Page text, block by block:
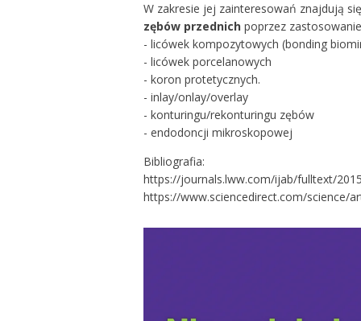
W zakresie jej zainteresowań znajdują
zębów przednich poprzez
- licówek kompozytowych (bonding
- licówek porcelanowych
- koron protetycznych.
- inlay/onlay/overlay
- konturingu/rekonturingu zębów
- endodoncji mikroskopowej
Bibliografia:
https://journals.lww.com/ijab/fulltext/
https://www.sciencedirect.com/science/